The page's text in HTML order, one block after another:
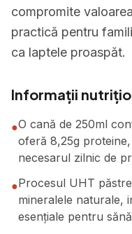
compromite
practică pentru
ca laptele proaspăt.
Informații
●O cană de 250ml
oferă 8,25g
necesarul zilnic de
●Procesul UHT
mineralele naturale,
esențiale pentru